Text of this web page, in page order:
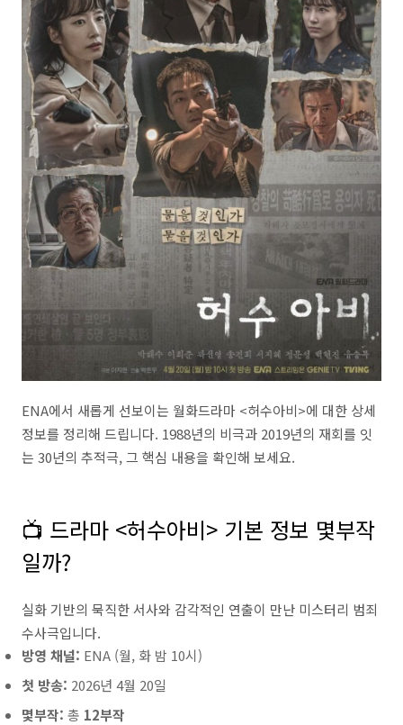
ENA에서 새롭게 선보이는 월화드라마 <허수아비>에 대한 상세
정보를 정리해 드립니다. 1988년의 비극과 2019년의 재회를 잇
는 30년의 추적극, 그 핵심 내용을 확인해 보세요.
📺 드라마 <허수아비> 기본 정보 몇부작
일까?
실화 기반의 묵직한 서사와 감각적인 연출이 만난 미스터리 범죄
수사극입니다.
방영 채널: ENA (월, 화 밤 10시)
첫 방송: 2026년 4월 20일
몇부작: 총 12부작